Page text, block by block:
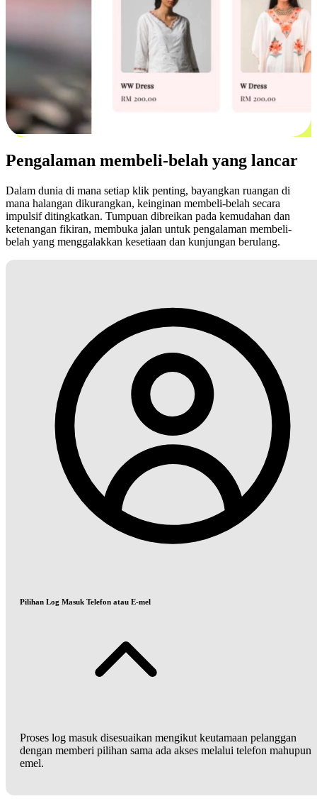
Pengalaman membeli-belah yang lancar
Dalam dunia di mana setiap klik penting, bayangkan ruangan di
mana halangan dikurangkan, keinginan membeli-belah secara
impulsif ditingkatkan. Tumpuan dibreikan pada kemudahan dan
ketenangan fikiran, membuka jalan untuk pengalaman membeli-
belah yang menggalakkan kesetiaan dan kunjungan berulang.
Pilihan Log Masuk Telefon atau E-mel
Proses log masuk disesuaikan mengikut keutamaan pelanggan
dengan memberi pilihan sama ada akses melalui telefon mahupun
emel.